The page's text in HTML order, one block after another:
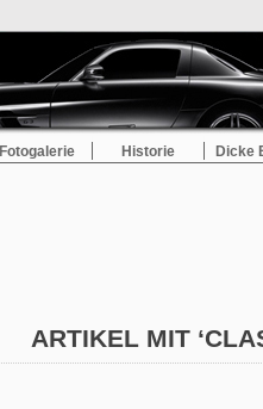
Fotogalerie Historie Dicke
ARTIKEL MIT